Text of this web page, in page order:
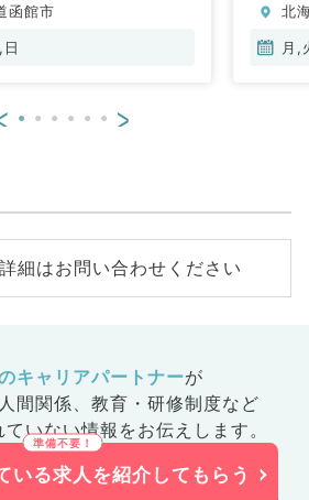
函館市
北
月,
>
細はお問い合わせください
キャリアパートナーが
間関係、 教育・研修制度など
いない情報をお伝えします。
いる求人を紹介してもらう